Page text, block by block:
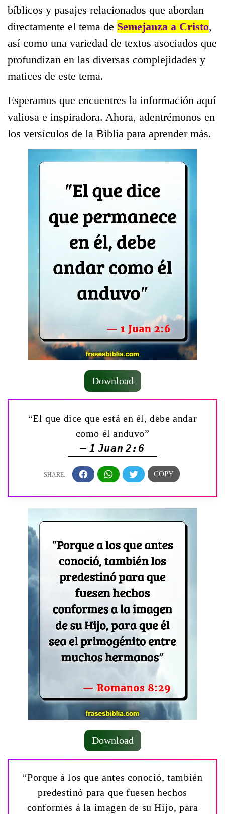
bíblicos y pasajes relacionados que abordan
directamente el tema de Semejanza a Cristo,
así como una variedad de textos asociados que
profundizan en las diversas complejidades y
matices de este tema.
Esperamos que encuentres la información aquí
valiosa e inspiradora. Ahora, adentrémonos en
los versículos de la Biblia para aprender más.
Download
“El que dice que está en él, debe andar
como él anduvo”
— 1 Juan 2:6
Download
“Porque á los que antes conoció, también
predestinó para que fuesen hechos
conformes á la imagen de su Hijo, para